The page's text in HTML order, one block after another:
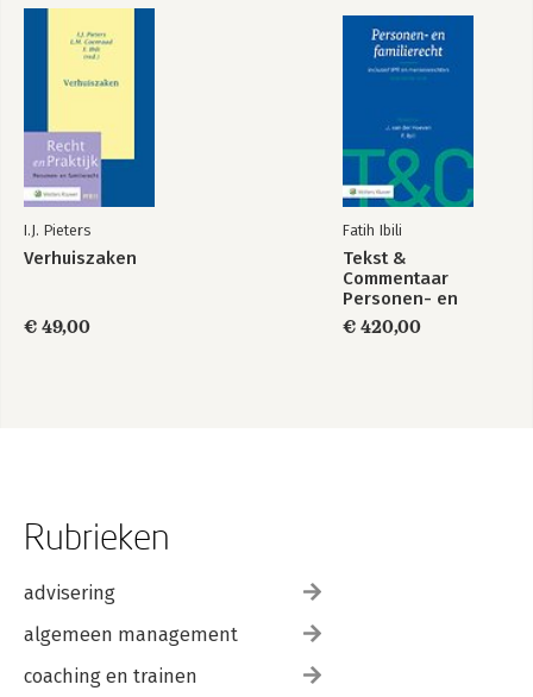
I.J. Pieters
Verhuiszaken
€ 49,00
Fatih Ibili
Tekst &
Commentaar
Personen- en
Familierecht
€ 420,00
Rubrieken
advisering
algemeen management
coaching en trainen